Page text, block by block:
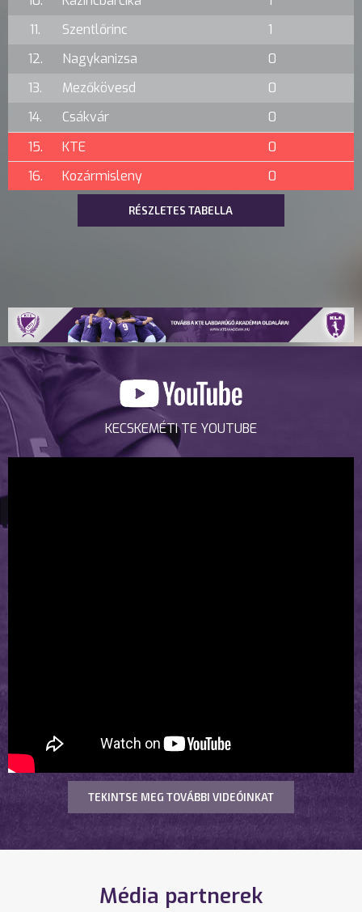
11.
Szentlőrinc
1
12.
Nagykanizsa
0
13.
Mezőkövesd
0
14.
Csákvár
0
15.
KTE
0
16.
Kozármisleny 0
RÉSZLETES TABELLA
KECSKEMÉTI TE YOUTUBE
TEKINTSE MEG TOVÁBBI VIDEÓINKAT
Média partnerek